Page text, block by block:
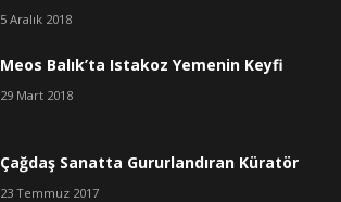
5 Aralık 2018
Meos Balık’ta Istakoz Yemenin Keyfi
29 Mart 2018
Çağdaş Sanatta Gururlandıran Küratör
23 Temmuz 2017